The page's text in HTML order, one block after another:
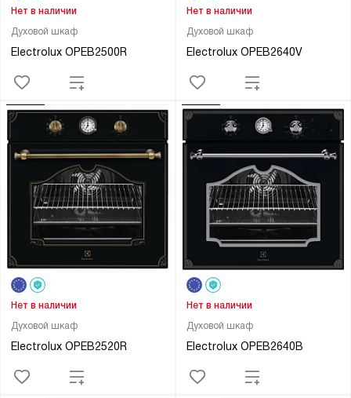
Духовой шкаф
Electrolux OPEB2500R
Нет в наличии
Духовой шкаф
Electrolux OPEB2640V
Нет в наличии
Духовой шкаф
Electrolux OPEB2520R
Нет в наличии
Духовой шкаф
Electrolux OPEB2640B
Нет в наличии